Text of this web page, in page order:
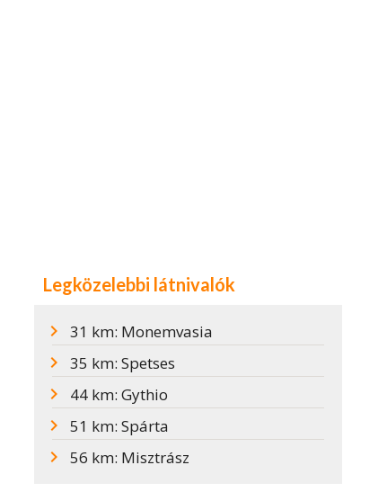
Legközelebbi látnivalók
31 km: Monemvasia
35 km: Spetses
44 km: Gythio
51 km: Spárta
56 km: Misztrász